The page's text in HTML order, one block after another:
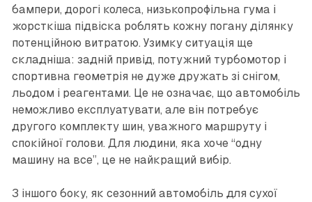
бампери, дорогі колеса, низькопрофільна гума і
жорсткіша підвіска роблять кожну погану ділянку
потенційною витратою. Узимку ситуація ще
складніша: задній привід, потужний турбомотор і
спортивна геометрія не дуже дружать зі снігом,
льодом і реагентами. Це не означає, що автомобіль
неможливо експлуатувати, але він потребує
другого комплекту шин, уважного маршруту і
спокійної голови. Для людини, яка хоче “одну
машину на все”, це не найкращий вибір.
З іншого боку, як сезонний автомобіль для сухої